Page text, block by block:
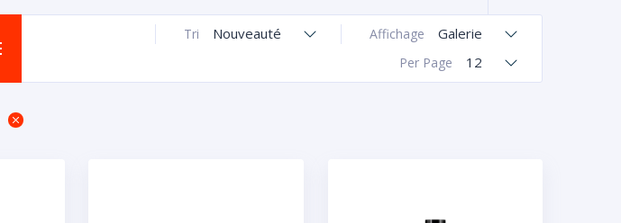
Affichage Galerie
Tri Nouveauté
Per Page 12